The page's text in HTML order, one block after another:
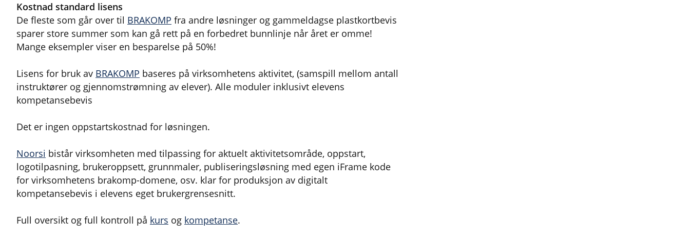
Kostnad standard lisens
De fleste som går over til BRAKOMP fra andre løsninger og gammeldagse plastkortbevis
sparer store summer som kan gå rett på en forbedret bunnlinje når året er omme!
Mange eksempler viser en besparelse på 50%!
Lisens for bruk av BRAKOMP baseres på virksomhetens aktivitet, (samspill mellom antall
instruktører og gjennomstrømning av elever). Alle moduler inklusivt elevens
kompetansebevis
Det er ingen oppstartskostnad for løsningen.
Noorsi bistår virksomheten med tilpassing for aktuelt aktivitetsområde, oppstart,
logotilpasning, brukeroppsett, grunnmaler, publiseringsløsning med egen iFrame kode
for virksomhetens brakomp-domene, osv. klar for produksjon av digitalt
kompetansebevis i elevens eget brukergrensesnitt.
Full oversikt og full kontroll på kurs og kompetanse.